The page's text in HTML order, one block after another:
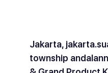
Jakarta,
township